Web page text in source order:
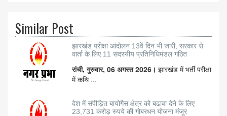
Similar Post
झारखंड परीक्षा आंदोलन 13वें दिन भी जारी, सरकार से
वार्ता के लिए 11 सदस्यीय प्रतिनिधिमंडल गठित
रांची, गुरुवार, 06 अगस्त 2026। झारखंड में भर्ती परीक्षा
में कथि ...
देश में संपीड़ित बायोगैस क्षेत्र को बढावा देने के लिए
23,731 करोड़ रुपये की गोबरधन योजना मंजूर